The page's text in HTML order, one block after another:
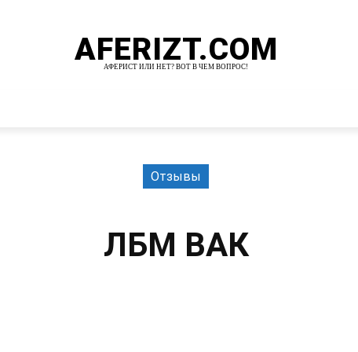
AFERIZT.COM
АФЕРИСТ ИЛИ НЕТ? ВОТ В ЧЕМ ВОПРОС!
Отзывы
ЛБМ ВАК